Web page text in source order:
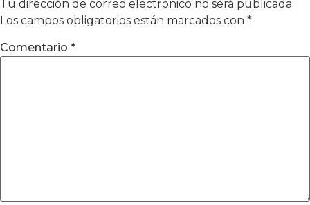
Tu dirección de correo electrónico no será publicada.
Los campos obligatorios están marcados con *
Comentario *